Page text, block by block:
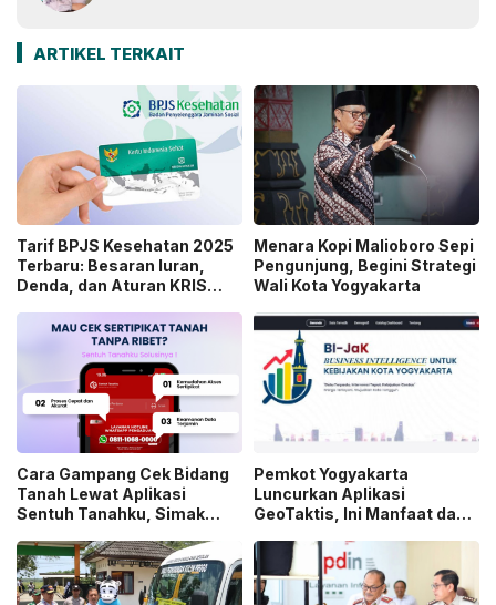
ARTIKEL TERKAIT
Tarif BPJS Kesehatan 2025
Terbaru: Besaran Iuran,
Denda, dan Aturan KRIS
Menara Kopi Malioboro Sepi
Pengunjung, Begini Strategi
Wali Kota Yogyakarta
Cara Gampang Cek Bidang
Tanah Lewat Aplikasi
Sentuh Tanahku, Simak
Pemkot Yogyakarta
Luncurkan Aplikasi
GeoTaktis, Ini Manfaat dan